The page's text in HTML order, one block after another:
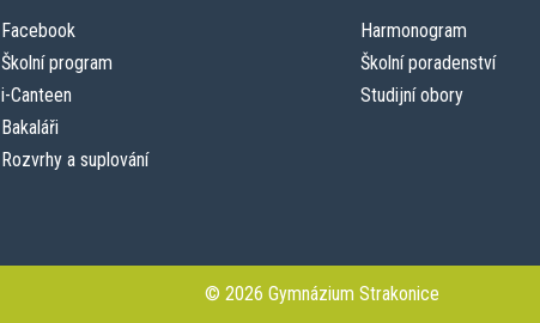
Facebook
Školní program
i-Canteen
Bakaláři
Rozvrhy a suplování
Harmonogram
Školní poradenství
Studijní obory
© 2026 Gymnázium Strakonice